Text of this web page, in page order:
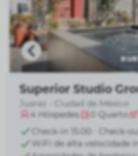
Superior Studio
Juarez - Ciudad de México
4 Hóspedes Quarto
Check-in 15:00 · Check-
WiFi de alta velocidade